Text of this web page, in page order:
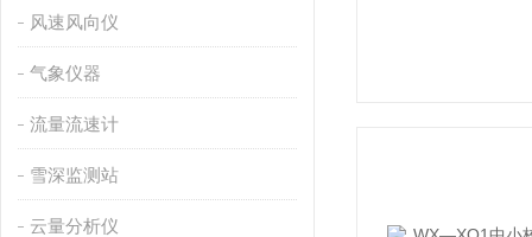
风速风向仪
气象仪器
流量流速计
雪深监测站
云量分析仪